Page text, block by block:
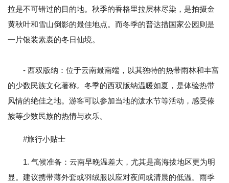
拉是不可错过的目的地。秋季的香格里拉层林尽染，是拍摄金
黄秋叶和雪山倒影的最佳地点。而冬季的普达措国家公园则是
一片银装素裹的冬日仙境。
- 西双版纳：位于云南最南端，以其独特的热带雨林和丰富
的少数民族文化著称。冬季的西双版纳温暖如夏，是体验热带
风情的绝佳之地。游客可以参加当地的泼水节等活动，感受傣
族等少数民族的热情与欢乐。
#旅行小贴士
1. 气候准备：云南早晚温差大，尤其是高海拔地区更为明
显。建议携带薄外套或羽绒服以应对夜间或清晨的低温。雨季